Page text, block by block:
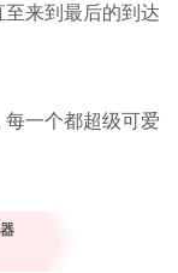
来到最后的到达
一个都超级可爱